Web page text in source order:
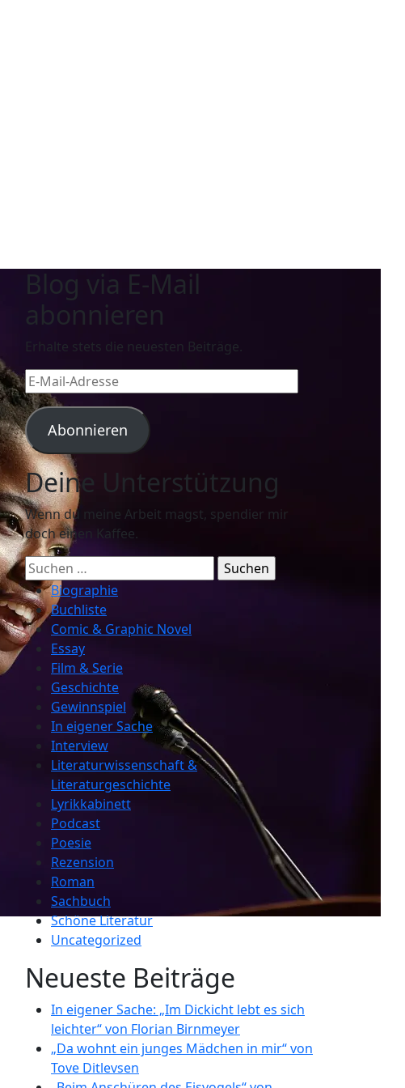
Blog via E-Mail
abonnieren
Erhalte stets die neuesten Beiträge.
E-
Mail-
Adresse
Abonnieren
Deine Unterstützung
Wenn du meine Arbeit magst, spendier mir
doch einen Kaffee.
Suchen
nach:Biographie
Buchliste
Comic & Graphic Novel
Essay
Film & Serie
Geschichte
Gewinnspiel
In eigener Sache
Interview
Literaturwissenschaft &
Literaturgeschichte
Lyrikkabinett
Podcast
Poesie
Rezension
Roman
Sachbuch
Schöne Literatur
Uncategorized
Neueste Beiträge
In eigener Sache: „Im Dickicht lebt es sich
leichter“ von Florian Birnmeyer
„Da wohnt ein junges Mädchen in mir“ von
Tove Ditlevsen